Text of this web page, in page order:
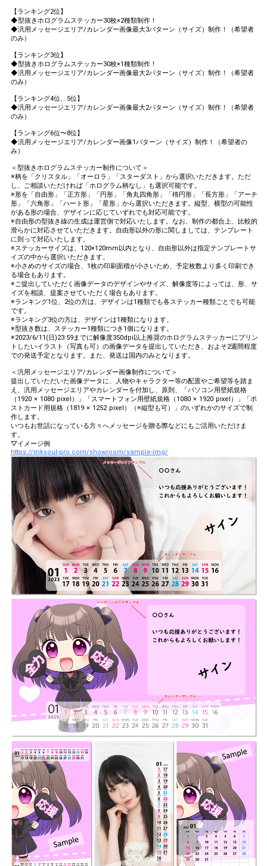
【ランキング2位】
◆型抜きホログラムステッカー30枚×2種類制作！
◆汎用メッセージエリア/カレンダー画像最大3パターン（サイズ）制作！（希望者
のみ）
【ランキング3位】
◆型抜きホログラムステッカー30枚×1種類制作！
◆汎用メッセージエリア/カレンダー画像最大2パターン（サイズ）制作！（希望者
のみ）
【ランキング4位、5位】
◆汎用メッセージエリア/カレンダー画像最大2パターン（サイズ）制作！（希望者
のみ）
【ランキング6位〜8位】
◆汎用メッセージエリア/カレンダー画像1パターン（サイズ）制作！（希望者の
み）
＜型抜きホログラムステッカー制作について＞
※柄を「クリスタル」「オーロラ」「スターダスト」から選択いただきます。ただ
し、ご相談いただければ「ホログラム柄なし」も選択可能です。
※形を「自由形」「正方形」「円形」「角丸四角形」「楕円形」「長方形」「アーチ
形」「六角形」「ハート形」「星形」から選択いただきます。縦型、横型の可能性
がある形の場合、デザインに応じていずれでも対応可能です。
※自由形の型抜き線の生成は運営側で対応いたします。なお、制作の都合上、比較的
滑らかに対応させていただきます。自由形以外の形に関しましては、テンプレート
に則って対応いたします。
※ステッカーサイズは、120×120mm以内となり、自由形以外は指定テンプレートサ
イズの中から選択いただきます。
※小さめのサイズの場合、1枚の印刷面積が小さいため、予定枚数より多く印刷でき
る場合もあります。
※ご提出していただく画像データのデザインやサイズ、解像度等によっては、形、サ
イズを相談、提案させていただく場合もあります。
※ランキング1位、2位の方は、デザインは1種類でも各ステッカー種類ごとでも可能
です。
※ランキング3位の方は、デザインは1種類になります。
※型抜き数は、ステッカー1種類につき1個になります。
※2023/6/11(日)23:59までに解像度350dpi以上推奨のホログラムステッカーにプリン
トしたいイラスト（写真も可）の画像データを提出していただき、およそ2週間程度
での発送予定となります。また、発送は国内のみとなります。
＜汎用メッセージエリア/カレンダー画像制作について＞
提出していただいた画像データに、人物やキャラクター等の配置やご希望等を踏ま
え、汎用メッセージエリアやカレンダーを付加し、原則、「パソコン用壁紙規格
（1920 × 1080 pixel）」「スマートフォン用壁紙規格（1080 × 1920 pixel）」「ポ
ストカード用規格（1819 × 1252 pixel）（※縦型も可）」のいずれかのサイズで制
作します。
いつもお世話になっている方々へメッセージを贈る際などにもご活用いただけま
す。
▽イメージ例
https://mksoul-pro.com/showroom/sample-img/